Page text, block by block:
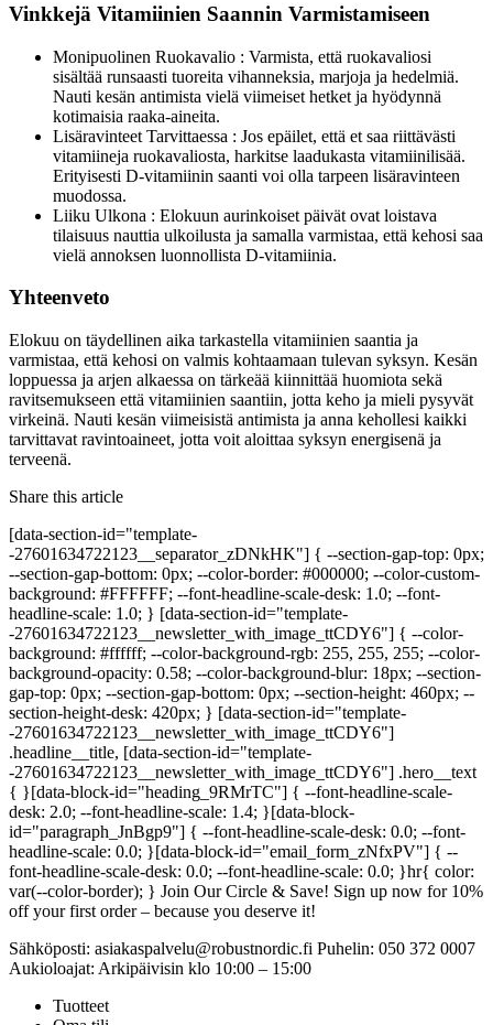
Vinkkejä Vitamiinien Saannin Varmistamiseen
Monipuolinen Ruokavalio : Varmista, että ruokavaliosi
sisältää runsaasti tuoreita vihanneksia, marjoja ja hedelmiä.
Nauti kesän antimista vielä viimeiset hetket ja hyödynnä
kotimaisia raaka-aineita.
Lisäravinteet Tarvittaessa : Jos epäilet, että et saa riittävästi
vitamiineja ruokavaliosta, harkitse laadukasta vitamiinilisää.
Erityisesti D-vitamiinin saanti voi olla tarpeen lisäravinteen
muodossa.
Liiku Ulkona : Elokuun aurinkoiset päivät ovat loistava
tilaisuus nauttia ulkoilusta ja samalla varmistaa, että kehosi saa
vielä annoksen luonnollista D-vitamiinia.
Yhteenveto
Elokuu on täydellinen aika tarkastella vitamiinien saantia ja
varmistaa, että kehosi on valmis kohtaamaan tulevan syksyn. Kesän
loppuessa ja arjen alkaessa on tärkeää kiinnittää huomiota sekä
ravitsemukseen että vitamiinien saantiin, jotta keho ja mieli pysyvät
virkeinä. Nauti kesän viimeisistä antimista ja anna kehollesi kaikki
tarvittavat ravintoaineet, jotta voit aloittaa syksyn energisenä ja
terveenä.
Share this article
[data-section-id="template-
-27601634722123__separator_zDNkHK"] { --section-gap-top: 0px;
--section-gap-bottom: 0px; --color-border: #000000; --color-custom-
background: #FFFFFF; --font-headline-scale-desk: 1.0; --font-
headline-scale: 1.0; } [data-section-id="template-
-27601634722123__newsletter_with_image_ttCDY6"] { --color-
background: #ffffff; --color-background-rgb: 255, 255, 255; --color-
background-opacity: 0.58; --color-background-blur: 18px; --section-
gap-top: 0px; --section-gap-bottom: 0px; --section-height: 460px; --
section-height-desk: 420px; } [data-section-id="template-
-27601634722123__newsletter_with_image_ttCDY6"]
.headline__title, [data-section-id="template-
-27601634722123__newsletter_with_image_ttCDY6"] .hero__text
{ }[data-block-id="heading_9RMrTC"] { --font-headline-scale-
desk: 2.0; --font-headline-scale: 1.4; }[data-block-
id="paragraph_JnBgp9"] { --font-headline-scale-desk: 0.0; --font-
headline-scale: 0.0; }[data-block-id="email_form_zNfxPV"] { --
font-headline-scale-desk: 0.0; --font-headline-scale: 0.0; }hr{ color:
var(--color-border); } Join Our Circle & Save! Sign up now for 10%
off your first order – because you deserve it!
Sähköposti: asiakaspalvelu@robustnordic.fi Puhelin: 050 372 0007
Aukioloajat: Arkipäivisin klo 10:00 – 15:00
Tuotteet